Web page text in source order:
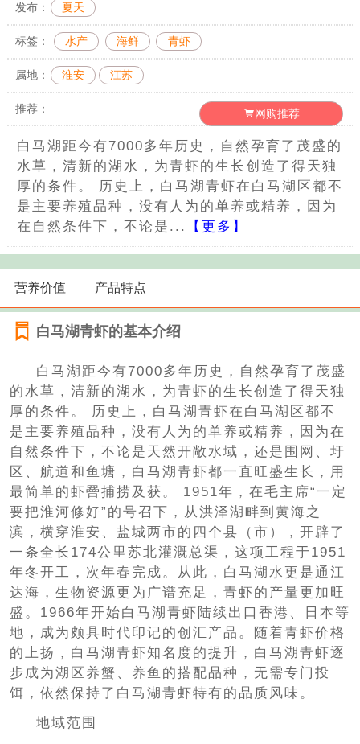
发布： 夏天
标签： 水产 海鲜 青虾
属地： 淮安 江苏
推荐： 网购推荐
白马湖距今有7000多年历史，自然孕育了茂盛的
水草，清新的湖水，为青虾的生长创造了得天独
厚的条件。 历史上，白马湖青虾在白马湖区都不
是主要养殖品种，没有人为的单养或精养，因为
在自然条件下，不论是...
【更多】
营养价值 产品特点
白马湖青虾的基本介绍
白马湖距今有7000多年历史，自然孕育了茂盛
的水草，清新的湖水，为青虾的生长创造了得天独
厚的条件。 历史上，白马湖青虾在白马湖区都不
是主要养殖品种，没有人为的单养或精养，因为在
自然条件下，不论是天然开敞水域，还是围网、圩
区、航道和鱼塘，白马湖青虾都一直旺盛生长，用
最简单的虾罾捕捞及获。 1951年，在毛主席“一定
要把淮河修好”的号召下，从洪泽湖畔到黄海之
滨，横穿淮安、盐城两市的四个县（市），开辟了
一条全长174公里苏北灌溉总渠，这项工程于1951
年冬开工，次年春完成。从此，白马湖水更是通江
达海，生物资源更为广谱充足，青虾的产量更加旺
盛。1966年开始白马湖青虾陆续出口香港、日本等
地，成为颇具时代印记的创汇产品。随着青虾价格
的上扬，白马湖青虾知名度的提升，白马湖青虾逐
步成为湖区养蟹、养鱼的搭配品种，无需专门投
饵，依然保持了白马湖青虾特有的品质风味。
地域范围